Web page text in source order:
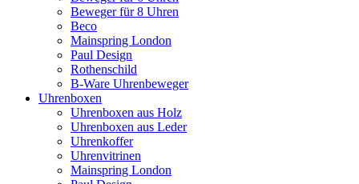
Beweger für 8 Uhren
Beco
Mainspring London
Paul Design
Rothenschild
B-Ware Uhrenbeweger
Uhrenboxen
Uhrenboxen aus Holz
Uhrenboxen aus Leder
Uhrenkoffer
Uhrenvitrinen
Mainspring London